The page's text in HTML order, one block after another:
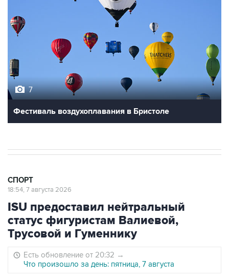
7
Фестиваль воздухоплавания в Бристоле
СПОРТ
18:54, 7 августа 2026
ISU предоставил нейтральный
статус фигуристам Валиевой,
Трусовой и Гуменнику
Есть обновление от 20:32 →
Что произошло за день: пятница, 7 августа